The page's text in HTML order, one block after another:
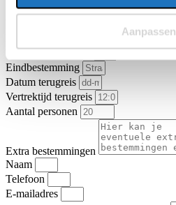
Aanpassen
Touringcar
Partybus
Vertrektijd heenreis
Eindbestemming
Datum terugreis
Vertrektijd terugreis
Aantal personen
Extra bestemmingen
Naam
Telefoon
E-mailadres